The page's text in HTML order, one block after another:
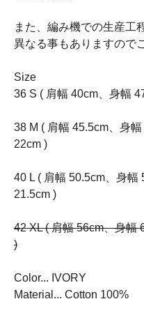
また、編み機での生産工
異なる事もありますので
Size
36 S ( 肩幅 40cm、身幅
38 M ( 肩幅 45.5cm、身
22cm )
40 L ( 肩幅 50.5cm、身幅
21.5cm )
42 XL ( 肩幅 56cm、身幅
)
Color... IVORY
Material... Cotton 100%